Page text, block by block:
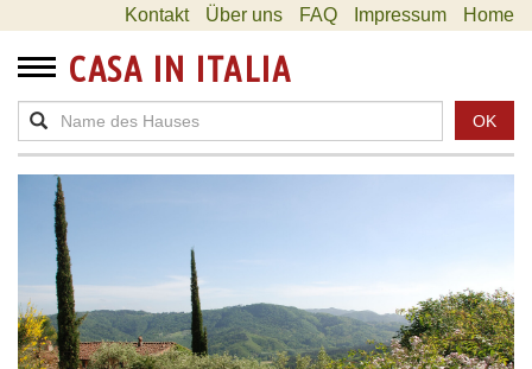
Kontakt Über uns FAQ Impressum Home
CASA IN ITALIA
OK